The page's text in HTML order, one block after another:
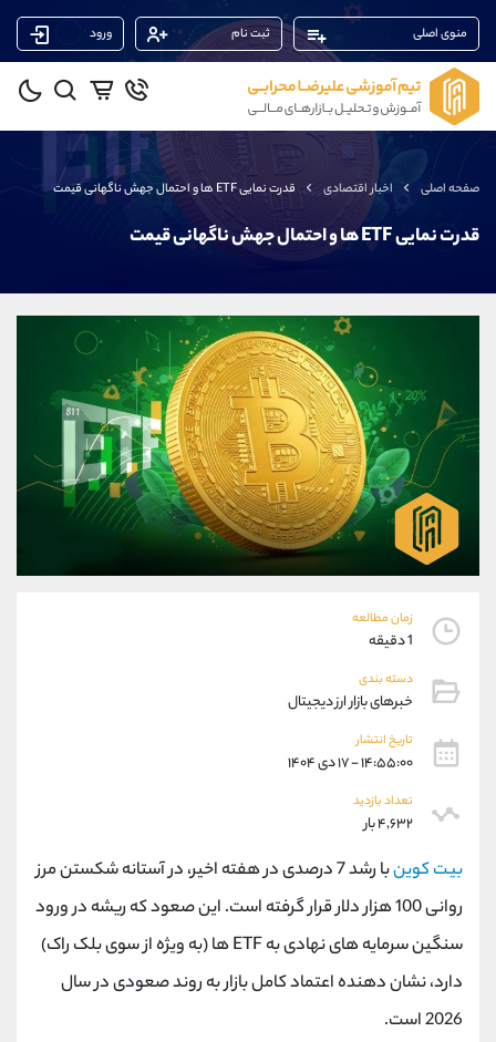
منوی اصلی ثبت نام ورود
صفحه اصلی اخبار اقتصادی قدرت نمایی ETF ها و احتمال جهش ناگهانی قیمت
قدرت نمایی ETF ها و احتمال جهش ناگهانی قیمت
زمان مطالعه
1 دقیقه
دسته بندی
خبرهای بازار ارز دیجیتال
تاریخ انتشار
۱۴:۵۵:۰۰ - ۱۷ دی ۱۴۰۴
تعداد بازدید
۴,۶۳۲ بار
بیت کوین
با رشد 7 درصدی در هفته اخیر، در آستانه شکستن مرز
روانی 100 هزار دلار قرار گرفته است. این صعود که ریشه در ورود
سنگین سرمایه های نهادی به ETF ها (به ویژه از سوی بلک راک)
دارد، نشان دهنده اعتماد کامل بازار به روند صعودی در سال
2026 است.
پشتیبان فروش (ایمان پوراسماعیلی)
09927779040
واتساپ شروع گفتگو
تلگرام @Armteam_admin_por
موبایل 09304891085
شروع گفتگو
@Armteam_admin_103
داخلی 103
پشتیبان فروش (فائزه تهرانی)
موبایل 09101364784
واتساپ شروع گفتگو
تلگرام @Armteam_admin_104
پشتیبان فروش
موبایل
واتساپ
تلگرام
داخلی
اطلاعات تماس
021-22021030
بدون پیش شماره 90001030
اینستاگرام @alireza.mehrabii
کانال تلگرام @alirezamehrabi_com